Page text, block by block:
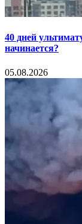
40 дней
начинается?
05.08.2026